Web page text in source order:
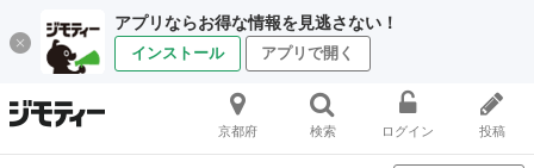
アプリならお得な情報を見逃さない！
インストール アプリで開く
京都府 検索 ログイン 投稿